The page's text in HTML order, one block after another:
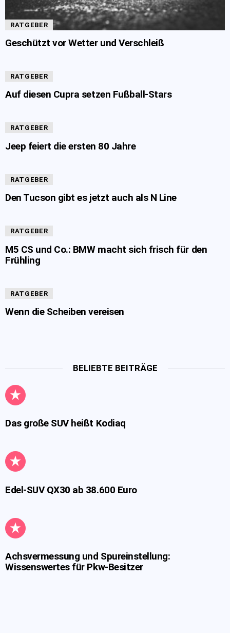
RATGEBER
Geschützt vor Wetter und Verschleiß
RATGEBER
Auf diesen Cupra setzen Fußball-Stars
RATGEBER
Jeep feiert die ersten 80 Jahre
RATGEBER
Den Tucson gibt es jetzt auch als N Line
RATGEBER
M5 CS und Co.: BMW macht sich frisch für den
Frühling
RATGEBER
Wenn die Scheiben vereisen
BELIEBTE BEITRÄGE
Das große SUV heißt Kodiaq
Edel-SUV QX30 ab 38.600 Euro
Achsvermessung und Spureinstellung:
Wissenswertes für Pkw-Besitzer